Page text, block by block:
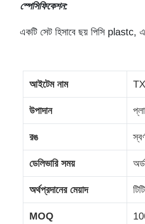
স্পেসিফিকেশন:
একটি সেট হিসাবে ছয় পিসি plastc,
আইটেম নাম
উপাদান
রঙ
ডেলিভারি সময়
অর্থপ্রদানের মেয়াদ
MOQ